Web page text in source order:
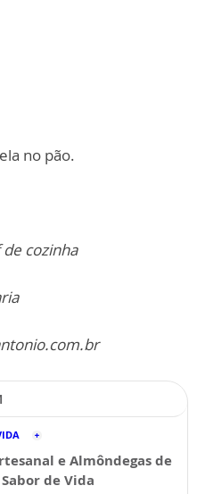
no pão.
cozinha
e Almôndegas de
de Vida